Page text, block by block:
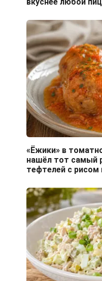
«Ёжики» в
нашёл тот самый
тефтелей с рисом